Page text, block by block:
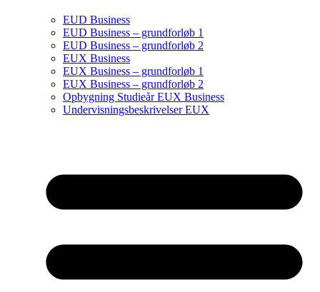
EUD Business
EUD Business – grundforløb 1
EUD Business – grundforløb 2
EUX Business
EUX Business – grundforløb 1
EUX Business – grundforløb 2
Opbygning Studieår EUX Business
Undervisningsbeskrivelser EUX